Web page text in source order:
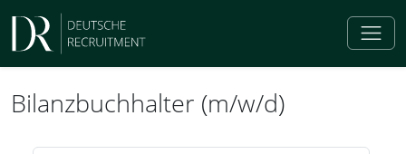
Bilanzbuchhalter (m/w/d)